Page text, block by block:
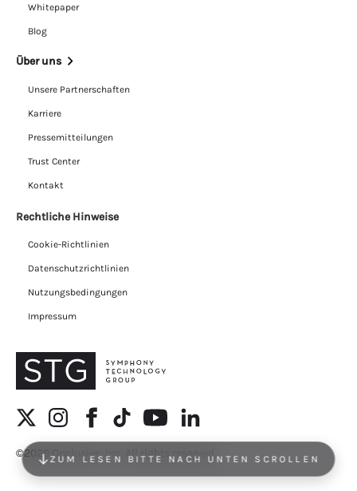
ZUM LESEN BITTE NACH UNTEN SCROLLEN
Whitepaper
Blog
Über uns
Unsere Partnerschaften
Karriere
Pressemitteilungen
Trust Center
Kontakt
Rechtliche Hinweise
Cookie-Richtlinien
Datenschutzrichtlinien
Nutzungsbedingungen
Impressum
©2026 Onclusive, Inc. All rights reserved.